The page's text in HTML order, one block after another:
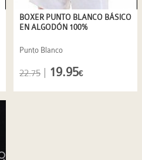
BOXER PUNTO BLANCO BÁSICO
EN ALGODÓN 100%
Punto Blanco
22.75 19.95€